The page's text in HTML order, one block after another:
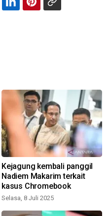
Kejagung kembali panggil
Nadiem Makarim terkait
kasus Chromebook
Selasa, 8 Juli 2025